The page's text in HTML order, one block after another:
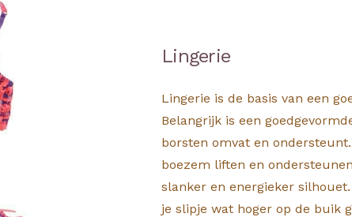
Lingerie
Lingerie is de basis van een
Belangrijk is een
borsten omvat en
boezem liften en
slanker en energieker
je slipje wat hoger op de buik